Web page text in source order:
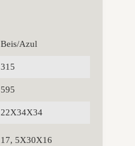
Beis/Azul
315
595
22X34X34
17, 5X30X16